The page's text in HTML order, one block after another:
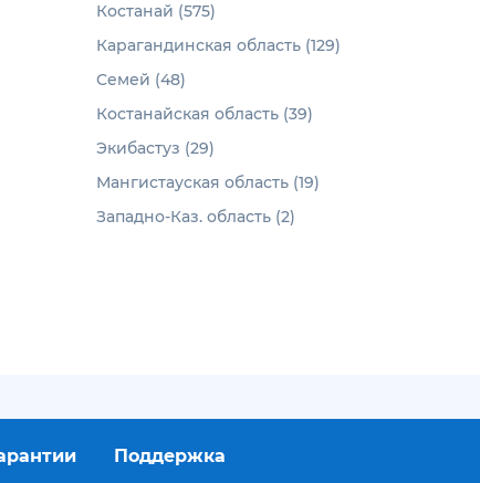
Костанай (575)
Карагандинская область (129)
Семей (48)
Костанайская область (39)
Экибастуз (29)
Мангистауская область (19)
Западно-Каз. область (2)
Поддержка